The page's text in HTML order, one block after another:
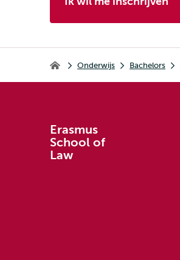
Erasmus School of Law
Onderwijs Bachelors
Erasmus
School of
Law